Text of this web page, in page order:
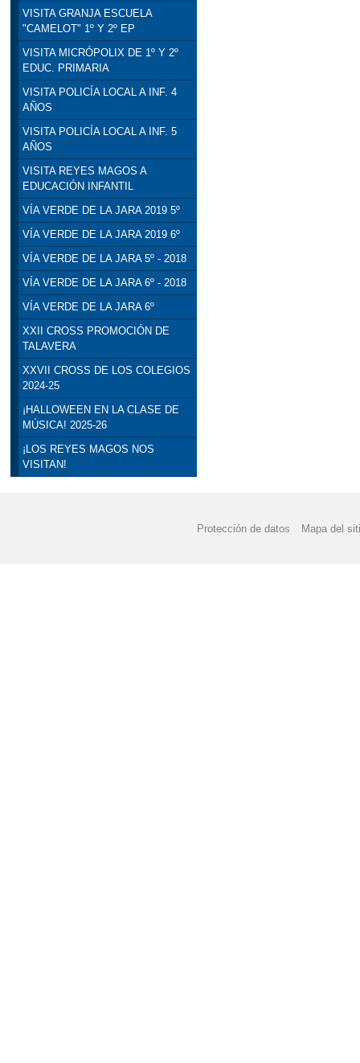
VISITA GRANJA ESCUELA
"CAMELOT" 1º Y 2º EP
VISITA MICRÓPOLIX DE 1º Y 2º
EDUC. PRIMARIA
VISITA POLICÍA LOCAL A INF. 4
AÑOS
VISITA POLICÍA LOCAL A INF. 5
AÑOS
VISITA REYES MAGOS A
EDUCACIÓN INFANTIL
VÍA VERDE DE LA JARA 2019 5º
VÍA VERDE DE LA JARA 2019 6º
VÍA VERDE DE LA JARA 5º - 2018
VÍA VERDE DE LA JARA 6º - 2018
VÍA VERDE DE LA JARA 6º
XXII CROSS PROMOCIÓN DE
TALAVERA
XXVII CROSS DE LOS COLEGIOS
2024-25
¡HALLOWEEN EN LA CLASE DE
MÚSICA! 2025-26
¡LOS REYES MAGOS NOS
VISITAN!
Protección de datos Mapa del